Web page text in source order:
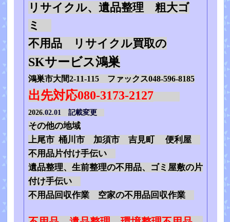
リサイクル、遺品整理 粗大ゴ
ミ
不用品 リサイクル買取の
SKサービス鴻巣
鴻巣市大間2-11-115 ファックス048-596-8185
出先対応080-3173-2127
2026.02.01 記載変更
その他の地域
上尾市 桶川市 加須市 吉見町 便利屋
不用品片付け手伝い
遺品整理、生前整理の不用品、ゴミ屋敷の片
付け手伝い
不用品回収作業 空家の不用品回収作業